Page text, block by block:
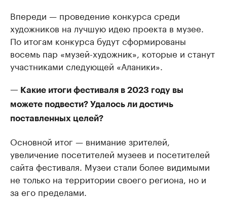
Впереди — проведение конкурса среди
художников на лучшую идею проекта в музее.
По итогам конкурса будут сформированы
восемь пар «музей-художник», которые и станут
участниками следующей «Аланики».
— Какие итоги фестиваля в 2023 году вы
можете подвести? Удалось ли достичь
поставленных целей?
Основной итог — внимание зрителей,
увеличение посетителей музеев и посетителей
сайта фестиваля. Музеи стали более видимыми
не только на территории своего региона, но и
за его пределами.